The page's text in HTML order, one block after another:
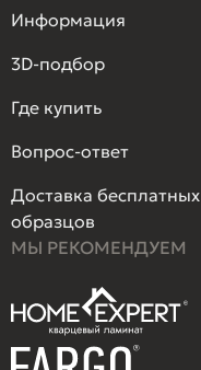
Информация
3D-подбор
Где купить
Вопрос-ответ
Доставка бесплатных
образцов
МЫ РЕКОМЕНДУЕМ